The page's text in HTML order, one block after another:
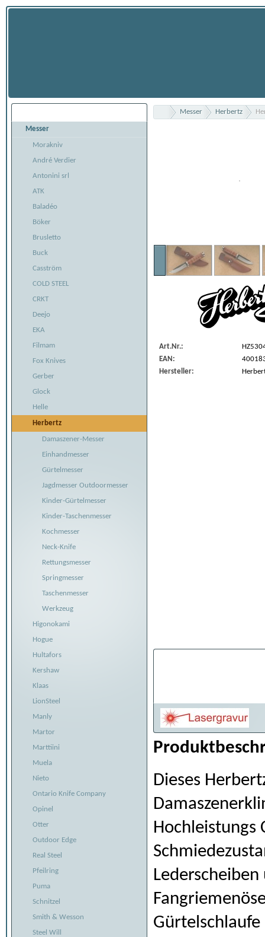
Messer
Morakniv
André Verdier
Antonini srl
ATK
Baladéo
Böker
Brusletto
Buck
Casström
COLD STEEL
CRKT
Deejo
EKA
Filmam
Fox Knives
Gerber
Glock
Helle
Herbertz
Damaszener-Messer
Einhandmesser
Gürtelmesser
Jagdmesser Outdoormesser
Kinder-Gürtelmesser
Kinder-Taschenmesser
Kochmesser
Neck-Knife
Rettungsmesser
Springmesser
Taschenmesser
Werkzeug
Higonokami
Hogue
Hultafors
Kershaw
Klaas
LionSteel
Manly
Martor
Marttiini
Muela
Nieto
Ontario Knife Company
Opinel
Otter
Outdoor Edge
Real Steel
Pfeilring
Puma
Schnitzel
Smith & Wesson
Steel Will
Messer Herbertz
Art.Nr.:
EAN:
Hersteller:
Dieses
Hochleistungs